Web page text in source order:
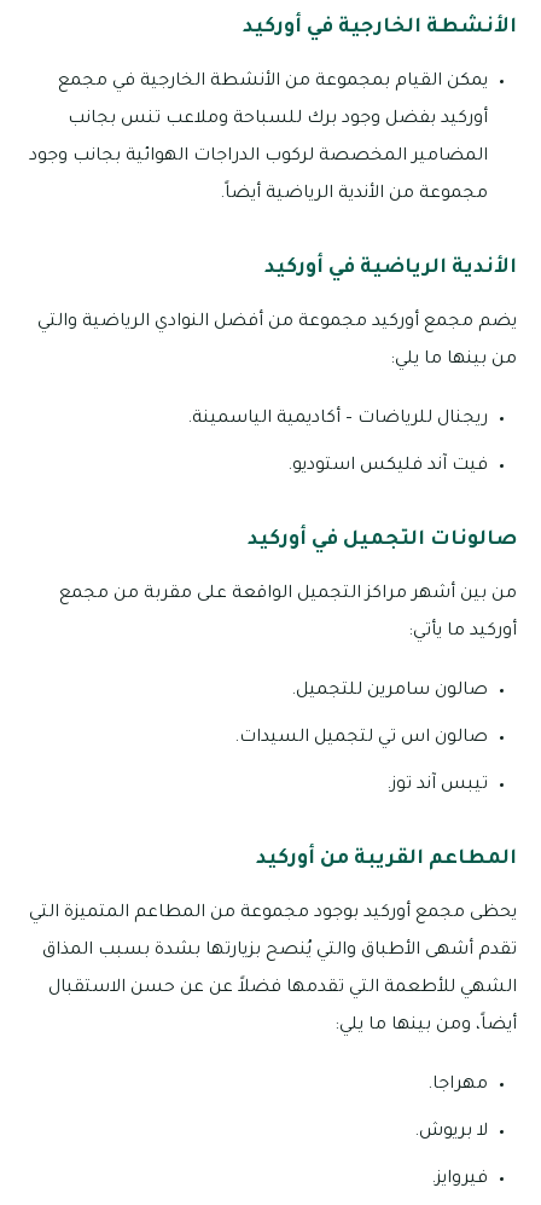
الأنشطة الخارجية في أوركيد
يمكن القيام بمجموعة من الأنشطة الخارجية في مجمع
أوركيد بفضل وجود برك للسباحة وملاعب تنس بجانب
المضامير المخصصة لركوب الدراجات الهوائية بجانب وجود
مجموعة من الأندية الرياضية أيضاً.
الأندية الرياضية في أوركيد
يضم مجمع أوركيد مجموعة من أفضل النوادي الرياضية والتي
من بينها ما يلي:
ريجنال للرياضات – أكاديمية الياسمينة.
فيت آند فليكس استوديو.
صالونات التجميل في أوركيد
من بين أشهر مراكز التجميل الواقعة على مقربة من مجمع
أوركيد ما يأتي:
صالون سامرين للتجميل.
صالون اس تي لتجميل السيدات.
تيبس آند توز.
المطاعم القريبة من أوركيد
يحظى مجمع أوركيد بوجود مجموعة من المطاعم المتميزة التي
تقدم أشهى الأطباق والتي يُنصح بزيارتها بشدة بسبب المذاق
الشهي للأطعمة التي تقدمها فضلاً عن عن حسن الاستقبال
أيضاً، ومن بينها ما يلي:
مهراجا.
لا بريوش.
فيروايز.